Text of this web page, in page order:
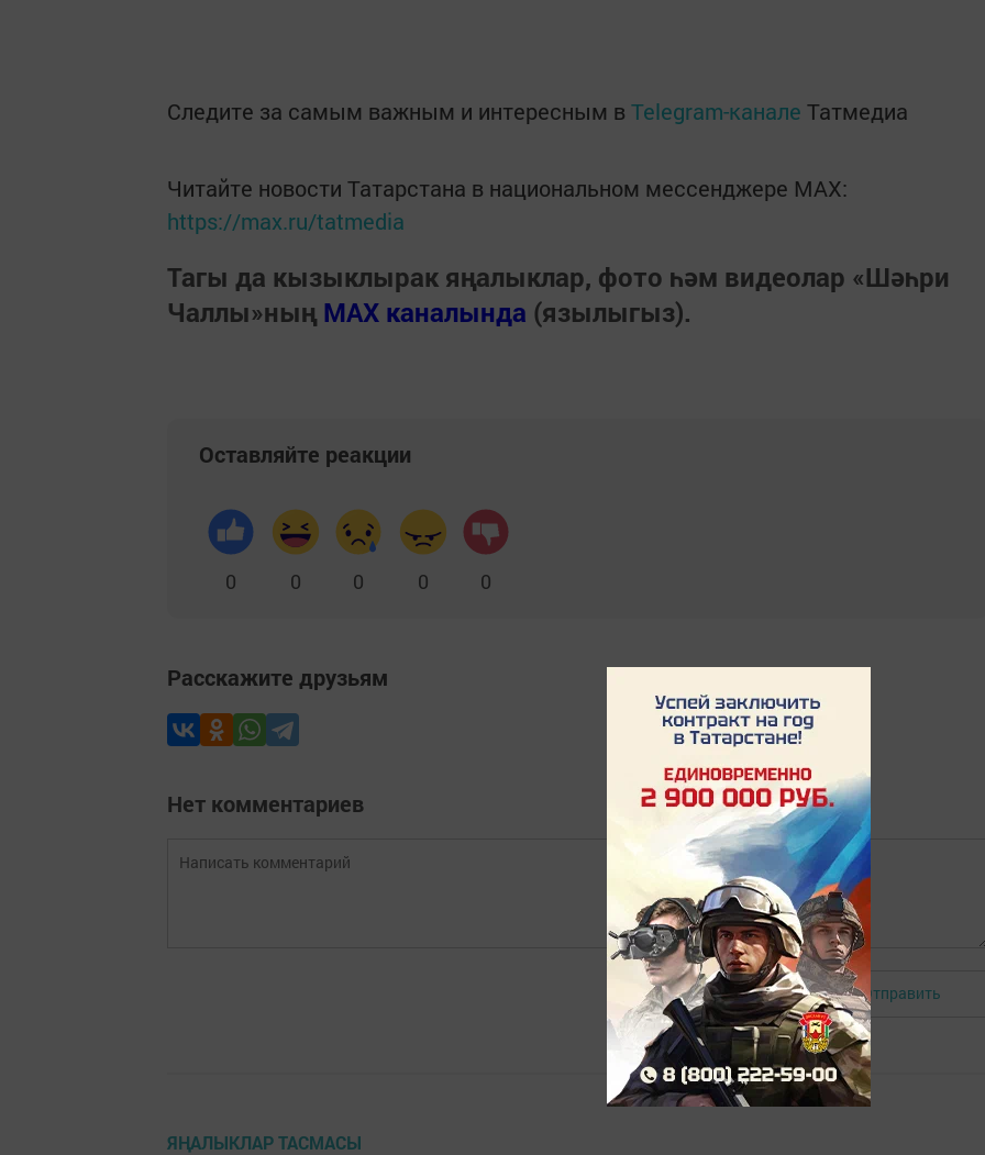
Следите за самым важным и интересным в Telegram-канале Татмедиа
Читайте новости Татарстана в национальном мессенджере MАХ:
https://max.ru/tatmedia
Тагы да кызыклырак яңалыклар, фото һәм видеолар «Шәһри
Чаллы»ның MAX каналында (язылыгыз).
Оставляйте реакции
0 0 0 0 0
Расскажите друзьям
Нет комментариев
Авторизоваться Отправить
ЯҢАЛЫКЛАР ТАСМАСЫ